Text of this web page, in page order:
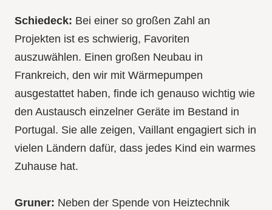
Schiedeck: Bei einer so großen Zahl an
Projekten ist es schwierig, Favoriten
auszuwählen. Einen großen Neubau in
Frankreich, den wir mit Wärmepumpen
ausgestattet haben, finde ich genauso wichtig wie
den Austausch einzelner Geräte im Bestand in
Portugal. Sie alle zeigen, Vaillant engagiert sich in
vielen Ländern dafür, dass jedes Kind ein warmes
Zuhause hat.
Gruner: Neben der Spende von Heiztechnik